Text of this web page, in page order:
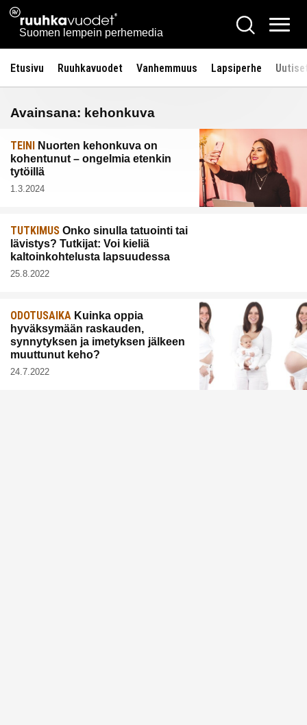
Siirry
sisältöön
Ruuhkavuodet.fi
Suomen lempein perhemedia
Hae
Etusivu Ruuhkavuodet Vanhemmuus Lapsiperhe
Avainsana: kehonkuva
TEINI Nuorten kehonkuva on
kohentunut – ongelmia etenkin
tytöillä
1.3.2024
TUTKIMUS Onko sinulla tatuointi tai
lävistys? Tutkijat: Voi kieliä
kaltoinkohtelusta lapsuudessa
25.8.2022
ODOTUSAIKA Kuinka oppia
hyväksymään raskauden,
synnytyksen ja imetyksen jälkeen
muuttunut keho?
24.7.2022